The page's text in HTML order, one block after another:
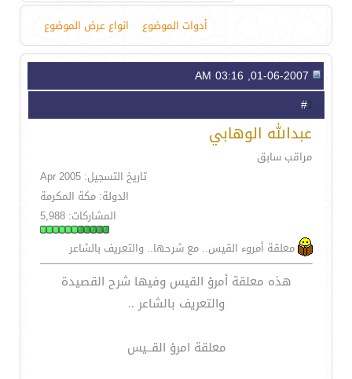
أدوات الموضوع انواع عرض الموضوع
1
عبدالله الوهابي
مراقب سابق
تاريخ التسجيل: Apr 2005
الدولة: مكة المكرمة
المشاركات: 5,988
معلقة أمروء القيس.. مع شرحها.. والتعريف بالشاعر
هذه معلقة أمرؤ القيس وفيها شرح القصيدة
والتعريف بالشاعر ..
معلقة امرؤ القــيس